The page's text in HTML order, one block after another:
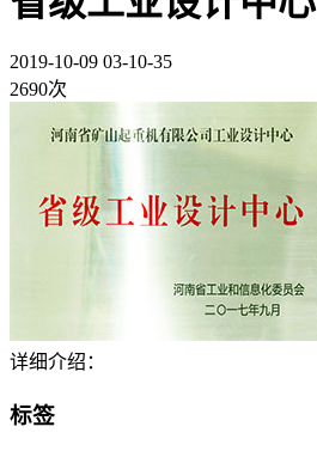
2019-10-09 03-10-35
2690次
详细介绍：
标签